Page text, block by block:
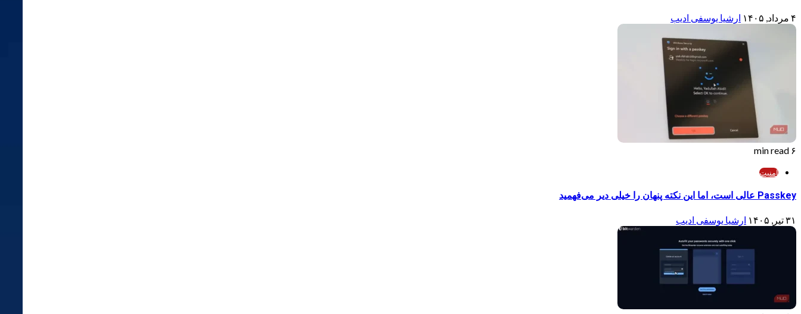
۴ مرداد, ۱۴۰۵ ارشیا یوسفی ادیب
۶ min read
امنیت
Passkey عالی است، اما این نکته پنهان را خیلی دیر می‌فهمید
۳۱ تیر, ۱۴۰۵ ارشیا یوسفی ادیب